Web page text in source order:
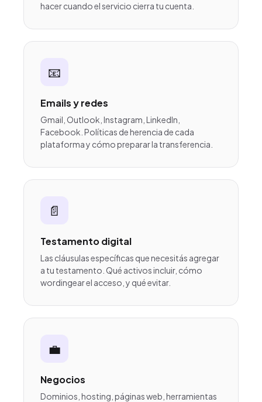
hacer cuando el servicio cierra tu cuenta.
📧
Emails y redes
Gmail, Outlook, Instagram, LinkedIn,
Facebook. Políticas de herencia de cada
plataforma y cómo preparar la transferencia.
📄
Testamento digital
Las cláusulas específicas que necesitás agregar
a tu testamento. Qué activos incluir, cómo
wordingear el acceso, y qué evitar.
💼
Negocios
Dominios, hosting, páginas web, herramientas